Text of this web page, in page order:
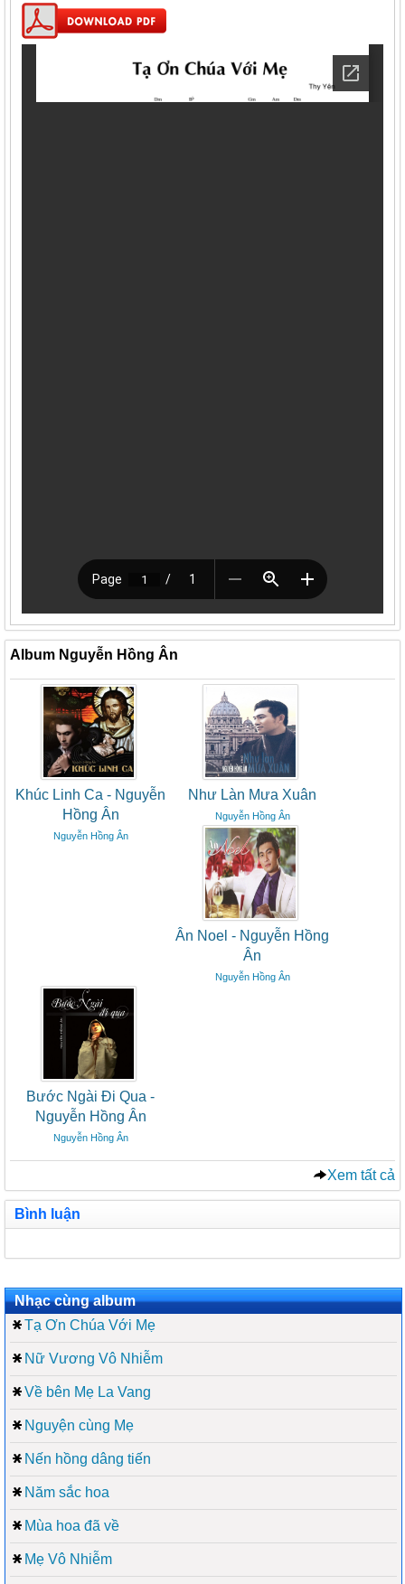
Album Nguyễn Hồng Ân
Khúc Linh Ca - Nguyễn
Hồng Ân
Nguyễn Hồng Ân
Như Làn Mưa Xuân
Nguyễn Hồng Ân
Ân Noel - Nguyễn Hồng
Ân
Nguyễn Hồng Ân
Bước Ngài Đi Qua -
Nguyễn Hồng Ân
Nguyễn Hồng Ân
Xem tất cả
Bình luận
Nhạc cùng album
Tạ Ơn Chúa Với Mẹ
Nữ Vương Vô Nhiễm
Về bên Mẹ La Vang
Nguyện cùng Mẹ
Nến hồng dâng tiến
Năm sắc hoa
Mùa hoa đã về
Mẹ Vô Nhiễm